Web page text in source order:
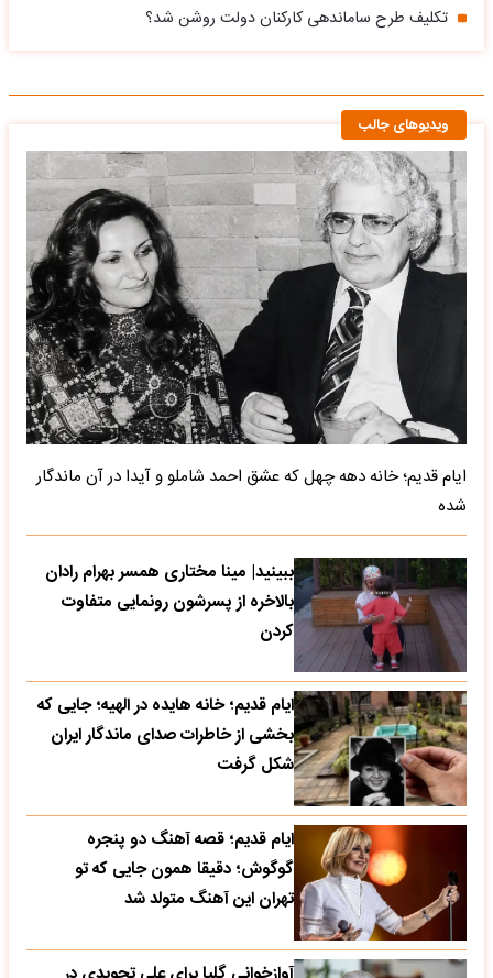
تکلیف طرح ساماندهی کارکنان دولت روشن شد؟
ویدیوهای جالب
ایام قدیم؛ خانه دهه چهل که عشق احمد شاملو و آیدا در آن ماندگار
شده
ببینید| مینا مختاری همسر بهرام رادان
بالاخره از پسرشون رونمایی متفاوت
کردن
ایام قدیم؛ خانه هایده در الهیه؛ جایی که
بخشی از خاطرات صدای ماندگار ایران
شکل گرفت
ایام قدیم؛ قصه آهنگ دو پنجره
گوگوش؛ دقیقا همون جایی که تو
تهران این آهنگ متولد شد